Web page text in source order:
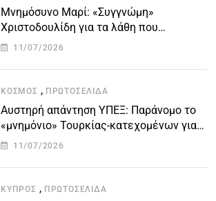
Μνημόσυνο Μαρί: «Συγγνώμη»
Χριστοδουλίδη για τα λάθη που
οδήγησαν στην τραγωδία
11/07/2026
ΚΌΣΜΟΣ , ΠΡΩΤΟΣΈΛΙΔΑ
Αυστηρή απάντηση ΥΠΕΞ: Παράνομο το
«μνημόνιο» Τουρκίας-κατεχομένων για
τον υποθαλάσσιο αγωγό
11/07/2026
ΚΎΠΡΟΣ , ΠΡΩΤΟΣΈΛΙΔΑ